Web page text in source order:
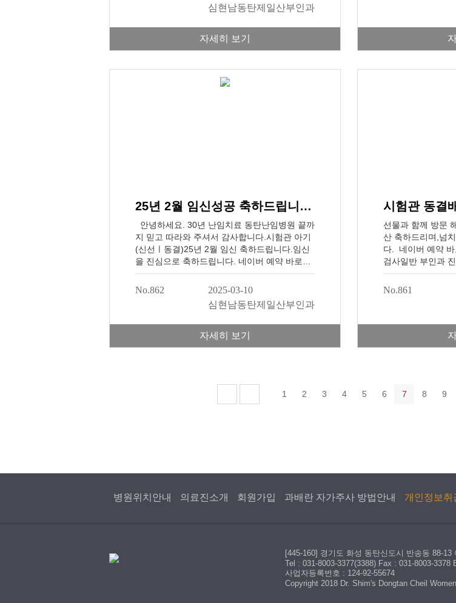
인과 원장선생님들, 간호사선생님들 너무 고생
요. 그 보람에 헛되이지 않게 아기 이쁘고 건강
대가없이 솔직하게 쓴 후기입니다.
진 쿠키라고 장난 치시면서 주셨습니다.순산하
합니다!가정에도 건강하고 밝은 에너지가심현남
동탄제일산부인과난임관련 외래진료부인과 진
결과로 보여드립니다 임신 성공 보러가기 . 동
심현남동탄제일산부인과
자세히 보기
다. 우울해 있던
래서 저도 힘을 낼
들의 노력 끝에 저
벼운 감기 말고는
25년 2월 임신성공 축하드립니다.
안녕하세요. 30년 난임치료 동탄난임병원 끝까
지 믿고 따라와 주셔서 감사합니다.시험관 아기
(신선ㅣ동결)25년 2월 임신 축하드립니다.임신
을 진심으로 축하드립니다. 네이버 예약 바로가
기 국가검진 자궁경부암 검사일반 부인과 진료
난임시술 의료기관 평가 2회 연속 1등급 (2019,
의료기관2007년 개원, 결과로 보여드립니다 임
당신입니다...30년 난임치료 경력 의료진이 진료
하는
No.862
2025-03-10
심현남동탄제일산부인과
자세히 보기
선물과 함께 방문
산 축하드리며,넘
다. 네이버 예약
검사일반 부인과
복지부 지정 2007
다임신 성공을 축
No.861
1 2 3 4 5 6 7 8 9
병원위치안내 의료진소개 회원가입 과배란 자가주사 방법안내 개인정보취
[445-160] 경기도 화성 동탄신도시 반송동 88-
Tel : 031-8003-3377(3388) Fax : 031-8003-3378
사업자등록번호 : 124-92-55674
Copyright 2018 Dr. Shim's Dongtan Cheil